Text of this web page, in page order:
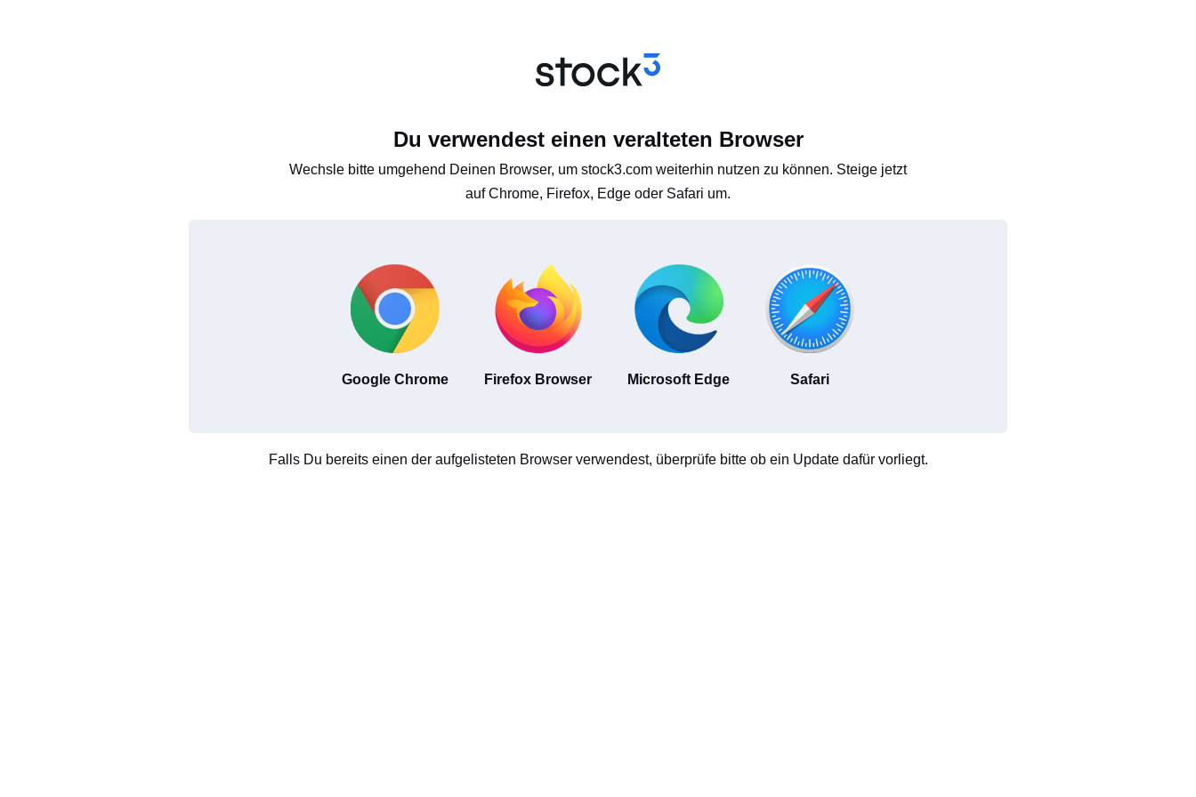
Du verwendest einen veralteten Browser
Wechsle bitte umgehend Deinen Browser, um stock3.com weiterhin nutzen zu können. Steige jetzt
auf Chrome, Firefox, Edge oder Safari um.
Google Chrome Firefox Browser Microsoft Edge Safari
Falls Du bereits einen der aufgelisteten Browser verwendest, überprüfe bitte ob ein Update dafür vorliegt.